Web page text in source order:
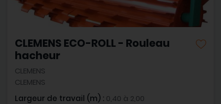
CLEMENS ECO-ROLL - Rouleau
hacheur
CLEMENS
CLEMENS
Largeur de travail (m) : 0,40 à 2,00